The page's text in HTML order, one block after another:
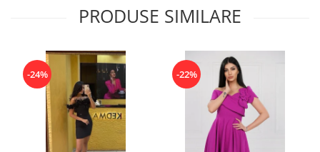
PRODUSE SIMILARE
-24% -22%